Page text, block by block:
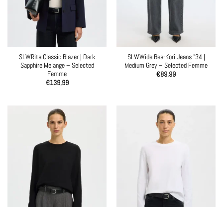
SLWRita Classic Blazer | Dark
Sapphire Melange – Selected
Femme
€139,99
SLWWide Bea-Kori Jeans ”34 |
Medium Grey – Selected Femme
€89,99